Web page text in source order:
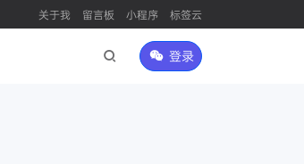
关于我 留言板 小程序 标签云
登录